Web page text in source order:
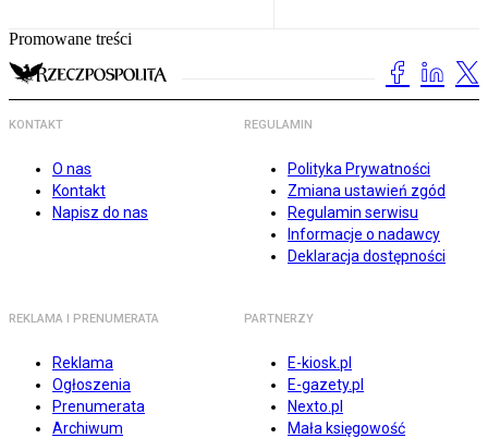
Promowane treści
KONTAKT
O nas
Kontakt
Napisz do nas
REGULAMIN
Polityka Prywatności
Zmiana ustawień zgód
Regulamin serwisu
Informacje o nadawcy
Deklaracja dostępności
REKLAMA I PRENUMERATA
Reklama
Ogłoszenia
Prenumerata
Archiwum
PARTNERZY
E-kiosk.pl
E-gazety.pl
Nexto.pl
Mała księgowość